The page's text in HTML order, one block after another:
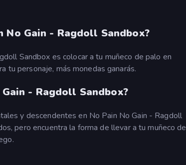
No Gain - Ragdoll Sandbox?
Sandbox es colocar a tu muñeco de palo en
tu personaje, más monedas ganarás.
- Ragdoll Sandbox?
y descendentes en No Pain No Gain - Ragdoll
pero encuentra la forma de llevar a tu muñeco de